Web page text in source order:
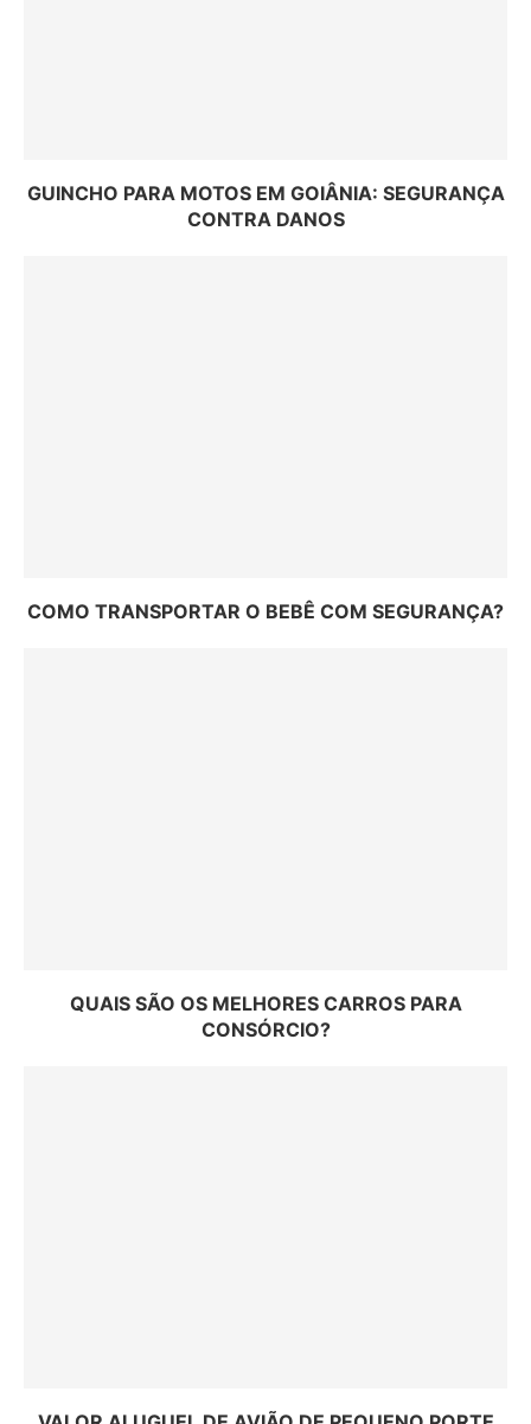
GUINCHO PARA MOTOS EM GOIÂNIA: SEGURANÇA
CONTRA DANOS
COMO TRANSPORTAR O BEBÊ COM SEGURANÇA?
QUAIS SÃO OS MELHORES CARROS PARA
CONSÓRCIO?